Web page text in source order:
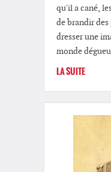
qu'il a cané,
de brandir
dresser une
monde
LA SUITE